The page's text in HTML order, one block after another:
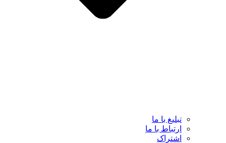
تبلیغ با ما
ارتباط با ما
اشتراک